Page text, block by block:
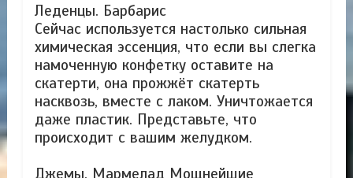
Леденцы. Барбарис
Сейчас используется настолько сильная
химическая эссенция, что если вы слегка
намоченную конфетку оставите на
скатерти, она прожжёт скатерть
насквозь, вместе с лаком. Уничтожается
даже пластик. Представьте, что
происходит с вашим желудком.
Джемы. Мармелад Мощнейшие